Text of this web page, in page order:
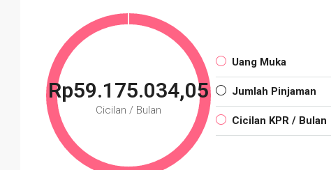
Rp59.175.034,05
Cicilan / Bulan
Uang Muka
Jumlah Pinjaman
Cicilan KPR / Bulan